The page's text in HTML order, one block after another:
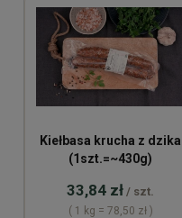
Kiełbasa krucha z dzika
(1szt.=~430g)
33,84 zł / szt.
( 1 kg = 78,50 zł )